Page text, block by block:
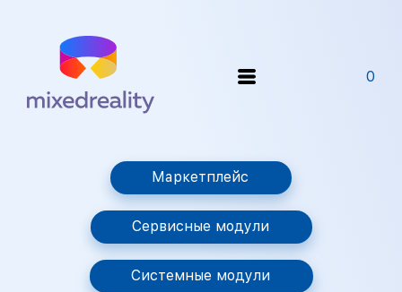
0
Маркетплейс
Сервисные модули
Системные модули